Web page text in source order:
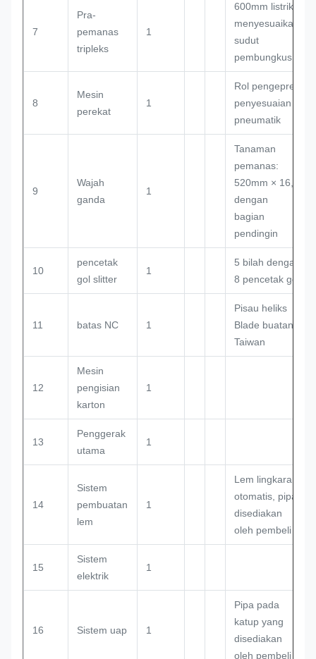
7
Pra-
pemanas
tripleks
1
600mm listrik
menyesuaikan
sudut
pembungkus
8
Mesin
perekat
1
Rol pengepres
penyesuaian
pneumatik
9
Wajah
ganda
1
Tanaman
pemanas:
520mm × 16,
dengan
bagian
pendingin
10
pencetak
gol slitter
1
5 bilah dengan
8 pencetak gol
11 batas NC 1
Pisau heliks
Blade buatan
Taiwan
12
Mesin
pengisian
karton
1
13
Penggerak
utama
1
14
Sistem
pembuatan
lem
1
Lem lingkaran
otomatis, pipa
disediakan
oleh pembeli
15
Sistem
elektrik
1
16 Sistem uap 1
Pipa pada
katup yang
disediakan
oleh pembeli